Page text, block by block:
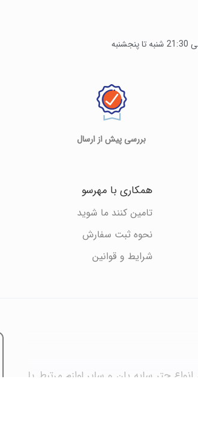
بررسی پیش از ارسال
همکاری با مهرسو
تامین کنند ما شوید
نحوه ثبت سفارش
شرایط و قوانین
چتر سایه بان و سایر لوازم مرتبط با